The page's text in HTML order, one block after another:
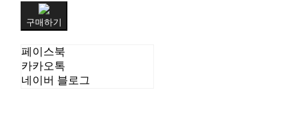
구매하기
페이스북
카카오톡
네이버 블로그